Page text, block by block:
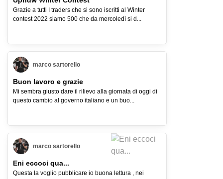
Grazie a tutti I traders che si sono iscritti al Winter
contest 2022 siamo 500 che da mercoledì si d...
marco sartorello
Buon lavoro e grazie
Mi sembra giusto dare il rilievo alla giornata di oggi di
questo cambio al governo italiano e un buo...
marco sartorello
Eni eccoci qua...
Questa la voglio pubblicare io buona lettura , nei